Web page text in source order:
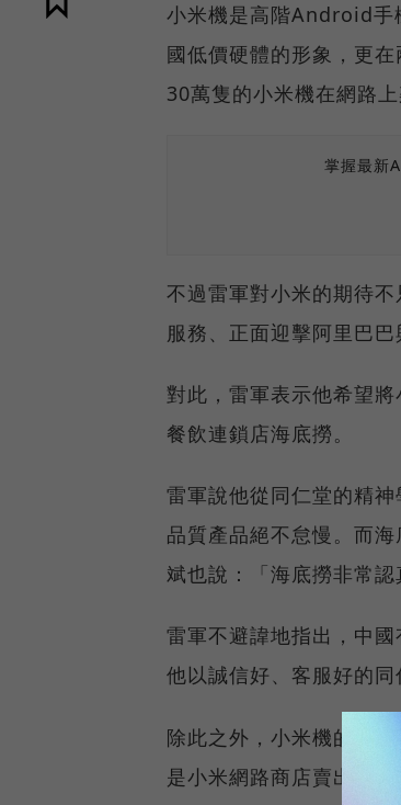
小米機是高階Android手
國低價硬體的形象，更
30萬隻的小米機在網路
掌握最新
不過雷軍對小米的期待
服務、正面迎擊阿里巴
對此，雷軍表示他希望
餐飲連鎖店海底撈。
雷軍說他從同仁堂的精
品質產品絕不怠慢。而
斌也說：「海底撈非常
雷軍不避諱地指出，中
他以誠信好、客服好的同
除此之外，小米機的行
是小米網路商店賣出，